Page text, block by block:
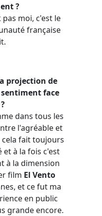
?
pas moi, c'est le
française
projection de
face
dans tous les
l'agréable et
cela fait toujours
à la fois c'est
à la dimension
film El Vento
et ce fut ma
en public
grande encore.